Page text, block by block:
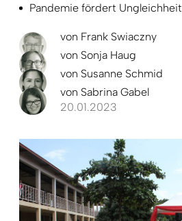
Pandemie fördert Ungleichheit
von Frank Swiaczny
von Sonja Haug
von Susanne Schmid
von Sabrina Gabel
20.01.2023